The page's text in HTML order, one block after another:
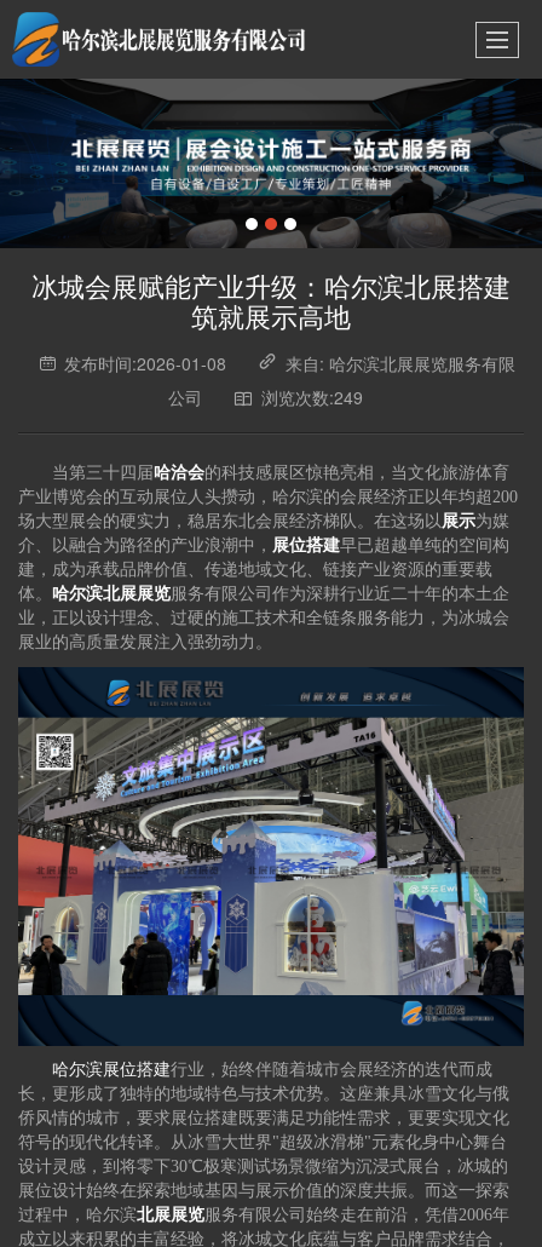
冰城会展赋能产业升级：哈尔滨北展搭建
筑就展示高地
发布时间:2026-01-08
来自: 哈尔滨北展展览服务有限
公司
浏览次数:249
当第三十四届 哈洽会的科技感展区惊艳亮相，当文化旅游体育
产业博览会的互动展位人头攒动，哈尔滨的会展经济正以年均超200
场大型展会的硬实力，稳居东北会展经济梯队。在这场以 展示为媒
介、以融合为路径的产业浪潮中， 展位搭建早已超越单纯的空间构
建，成为承载品牌价值、传递地域文化、链接产业资源的重要载
体。
哈尔滨北展展览 服务有限公司作为深耕行业近二十年的本土企
业，正以设计理念、过硬的施工技术和全链条服务能力，为冰城会
展业的高质量发展注入强劲动力。
哈尔滨展位搭建行业，始终伴随着城市会展经济的迭代而成
长，更形成了独特的地域特色与技术优势。这座兼具冰雪文化与俄
侨风情的城市，要求展位搭建既要满足功能性需求，更要实现文化
符号的现代化转译。从冰雪大世界"超级冰滑梯"元素化身中心舞台
设计灵感，到将零下30℃极寒测试场景微缩为沉浸式展台，冰城的
展位设计始终在探索地域基因与展示价值的深度共振。而这一探索
过程中，哈尔滨北展展览服务有限公司始终走在前沿，凭借2006年
成立以来积累的丰富经验，将冰城文化底蕴与客户品牌需求结合，